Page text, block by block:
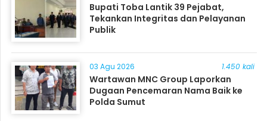
Bupati Toba Lantik 39 Pejabat,
Tekankan Integritas dan Pelayanan
Publik
03 Agu 2026 1.450 kali
Wartawan MNC Group Laporkan
Dugaan Pencemaran Nama Baik ke
Polda Sumut